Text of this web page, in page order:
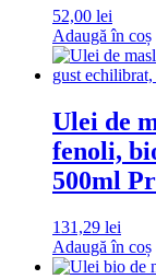
52,00 lei
Adaugă în coș
Ulei de
fenoli,
500ml
131,29 lei
Adaugă în coș